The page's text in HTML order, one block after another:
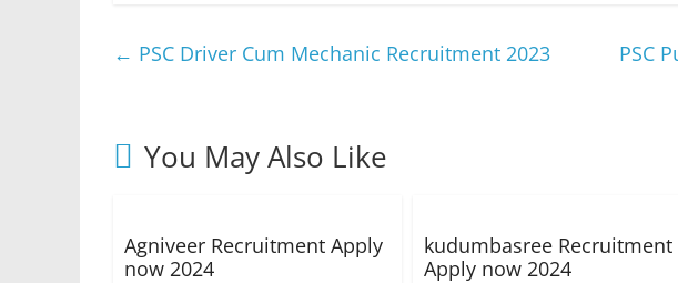
← PSC Driver Cum Mechanic Recruitment 2023 PSC
You May Also Like
Agniveer Recruitment Apply
now 2024
kudumbasree Recruitment
Apply now 2024